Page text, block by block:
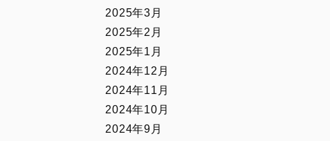
2025年3月
2025年2月
2025年1月
2024年12月
2024年11月
2024年10月
2024年9月